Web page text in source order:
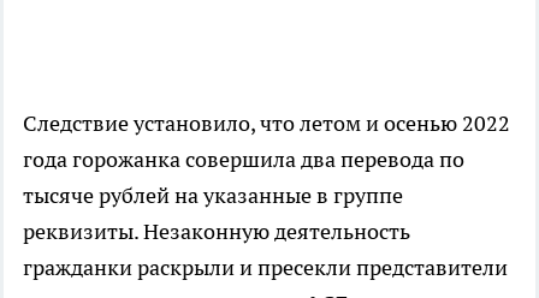
Следствие установило, что летом и осенью 2022
года горожанка совершила два перевода по
тысяче рублей на указанные в группе
реквизиты. Незаконную деятельность
гражданки раскрыли и пресекли представители